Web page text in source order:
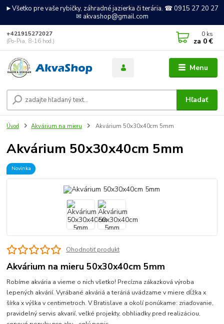
►Všetko pre vaše rybičky, záhradné jazierka či terária. ☎ 0915 27 20 27
✉ akvashop@gmail.com
Menu
Hľadať
+421915272027
(Po-Pia, 8-16 hod.)
0 ks
za 0 €
Úvod Akvárium na mieru Akvárium 50x30x40cm 5mm
Akvárium 50x30x40cm 5mm
Novinka
Ohodnotiť produkt
Akvárium na mieru 50x30x40cm 5mm
Robíme akvária a vieme o nich všetko! Precízna zákazková výroba
lepených akvárií. Vyrábané akváriá a teráriá uvádzame v miere dĺžka x
šírka x výška v centimetroch. V Bratislave a okolí ponúkame: zriaďovanie,
pravidelný servis akvarií, veľké projekty, obhliadky pred realizáciou,